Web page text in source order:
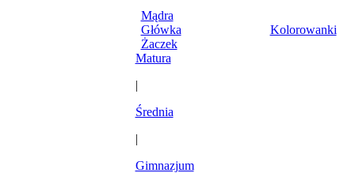
Mądra
Główka
Kolorowanki
Żaczek
Matura
|
Średnia
|
Gimnazjum